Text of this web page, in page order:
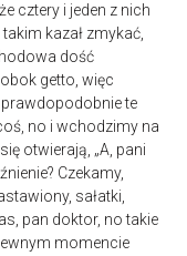
cztery i jeden z nich
kazał zmykać,
dość
getto, więc
prawdopodobnie te
no i wchodzimy na
otwierają, „A, pani
Czekamy,
sałatki,
pan doktor, no takie
momencie